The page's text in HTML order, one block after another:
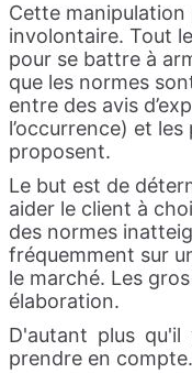
Cette manipulation
involontaire. Tout
pour se battre à
que les normes
entre des avis
l’occurrence) et
proposent.
Le but est de
aider le client à
des normes
fréquemment sur
le marché. Les
élaboration.
D'autant plus
prendre en